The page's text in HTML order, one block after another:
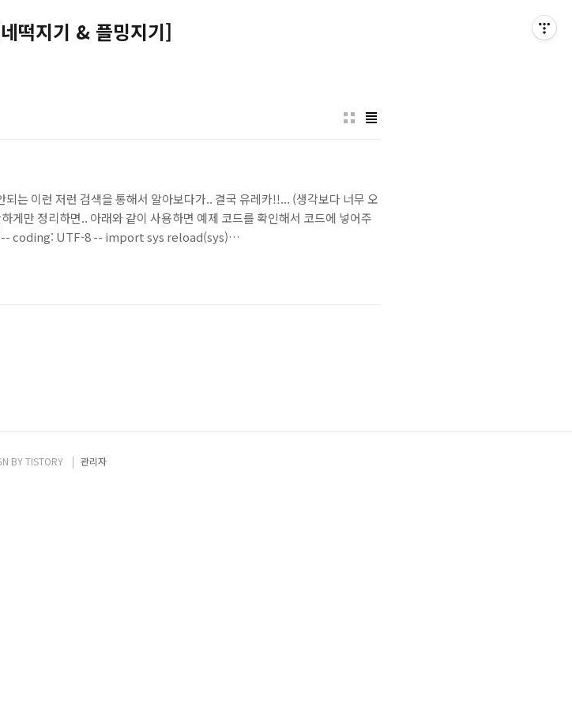
떡지기 & 플밍지기]
는 이런 저런 검색을 통해서 알아보다가.. 결국 유레카!!... (생각보다 너무 오
게만 정리하면.. 아래와 같이 사용하면 예제 코드를 확인해서 코드에 넣어주
# -- coding: UTF-8 -- import sys reload(sys)
BYTISTORY 관리자